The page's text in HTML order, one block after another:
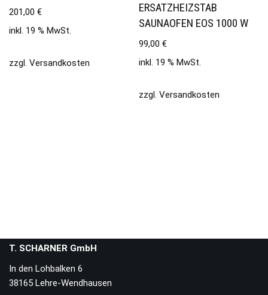
201,00 €
inkl. 19 % MwSt.
zzgl. Versandkosten
ERSATZHEIZSTAB
SAUNAOFEN EOS 1000 W
99,00€
inkl. 19 % MwSt.
zzgl.Versandkosten
T. SCHARNER GmbH
In den Lohbalken 6
38165 Lehre-Wendhausen